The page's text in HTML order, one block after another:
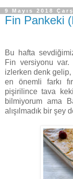
9 Mayıs 2018
Fin Pankeki
Bu hafta
Fin versiyonu var.
izlerken denk
en önemli farkı
pişirilince tava
bilmiyorum ama
alışılmadık bir şey